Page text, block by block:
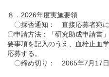
８．2026年度実施要領
〇採否通知： 直接応募者宛に
〇申請方法：「研究助成申請書
要事項を記入のうえ、血栓止血
応募する。
〇締め切り： 2065年7月17